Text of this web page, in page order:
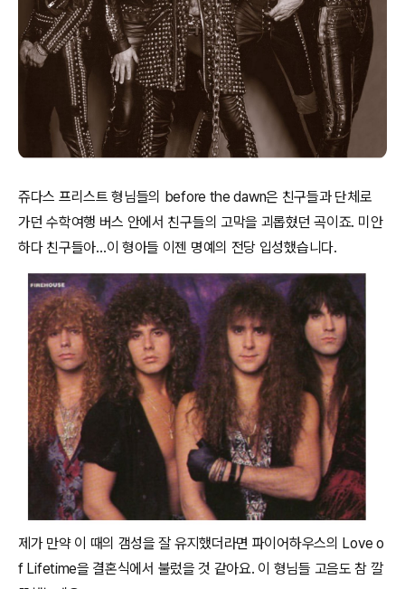
쥬다스 프리스트 형님들의 before the dawn은 친구들과 단체로
가던 수학여행 버스 안에서 친구들의 고막을 괴롭혔던 곡이죠. 미안
하다 친구들아…이 형아들 이젠 명예의 전당 입성했습니다.
제가 만약 이 때의 갬성을 잘 유지했더라면 파이어하우스의 Love o
f Lifetime을 결혼식에서 불렀을 것 같아요. 이 형님들 고음도 참 깔